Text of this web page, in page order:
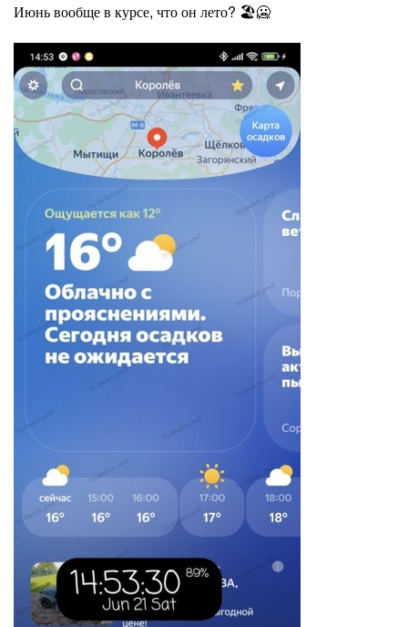
Июнь вообще в курсе, что он лето? 🏖🥶